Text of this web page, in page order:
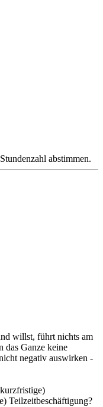
abstimmen.
willst, führt nichts am
das Ganze keine
negativ auswirken -
Teilzeitbeschäftigung?